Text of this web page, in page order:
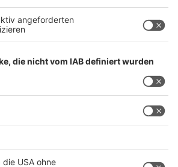
die dargestellten Praktiken haben
etwas mit der Realität zu tun.
tun, was in Pornos gezeigt wird:
weil es in Pornos gemacht wird.